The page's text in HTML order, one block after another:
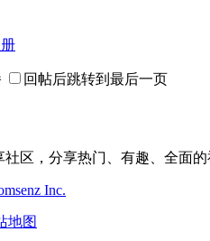
回帖后跳转到最后一页
区，分享热门、有趣、全面的
Inc.
地图